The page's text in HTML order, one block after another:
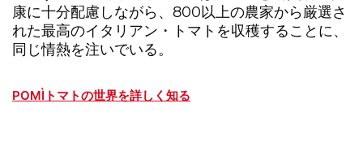
康に十分配慮しながら、800以上の農家から厳選さ
れた最高のイタリアン・トマトを収穫することに、
同じ情熱を注いでいる。
POMÌトマトの世界を詳しく知る